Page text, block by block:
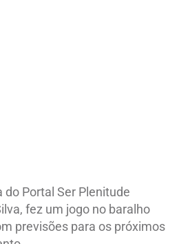
Portal Ser Plenitude
fez um jogo no baralho
previsões para os próximos